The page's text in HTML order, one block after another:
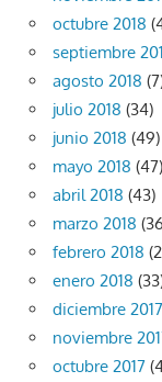
octubre 2018
septiembre
agosto 2018
julio 2018 (34)
junio 2018 (49)
mayo 2018 (47)
abril 2018 (43)
marzo 2018
febrero 2018
enero 2018
diciembre 2017
noviembre
octubre 2017